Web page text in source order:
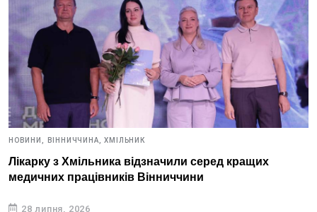
НОВИНИ, ВІННИЧЧИНА, ХМІЛЬНИК
Лікарку з Хмільника відзначили серед кращих
медичних працівників Вінниччини
28 липня, 2026